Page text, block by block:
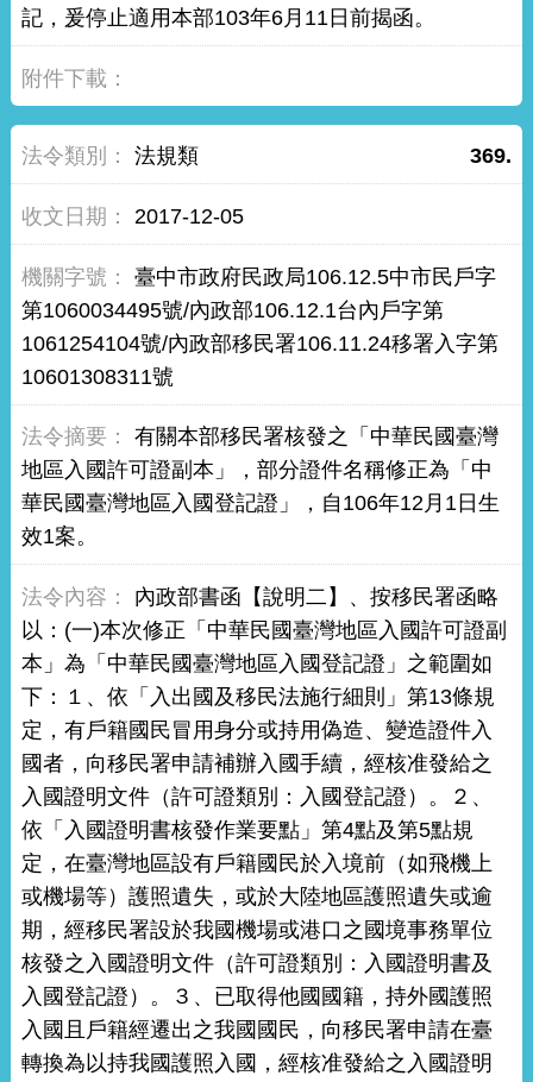
記，爰停止適用本部103年6月11日前揭函。
369.
法規類
2017-12-05
臺中市政府民政局106.12.5中市民戶字
第1060034495號/內政部106.12.1台內戶字第
1061254104號/內政部移民署106.11.24移署入字第
10601308311號
有關本部移民署核發之「中華民國臺灣
地區入國許可證副本」，部分證件名稱修正為「中
華民國臺灣地區入國登記證」，自106年12月1日生
效1案。
內政部書函【說明二】、按移民署函略
以：(一)本次修正「中華民國臺灣地區入國許可證副
本」為「中華民國臺灣地區入國登記證」之範圍如
下：１、依「入出國及移民法施行細則」第13條規
定，有戶籍國民冒用身分或持用偽造、變造證件入
國者，向移民署申請補辦入國手續，經核准發給之
入國證明文件（許可證類別：入國登記證）。２、
依「入國證明書核發作業要點」第4點及第5點規
定，在臺灣地區設有戶籍國民於入境前（如飛機上
或機場等）護照遺失，或於大陸地區護照遺失或逾
期，經移民署設於我國機場或港口之國境事務單位
核發之入國證明文件（許可證類別：入國證明書及
入國登記證）。３、已取得他國國籍，持外國護照
入國且戶籍經遷出之我國國民，向移民署申請在臺
轉換為以持我國護照入國，經核准發給之入國證明